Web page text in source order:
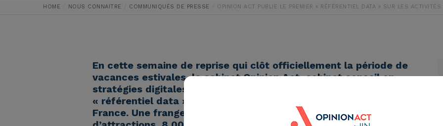
HOME NOUS CONNAITRE COMMUNIQUÉS DE PRESSE OPINION ACT PUBLIE LE PREMIER « RÉFÉRENTIEL DATA » SUR LES
En cette semaine de reprise qui clôt officiellement la période de
vacances estivales, le cabinet Opinion Act, cabinet conseil en
stratégies digitales, est heureux de vous présenter le premier
« référentiel data » sur les activités touristiques majeures en
France. Une frange du secteur regroupant : 250 parcs